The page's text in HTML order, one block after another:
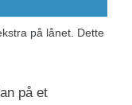
på lånet. Dette
på et